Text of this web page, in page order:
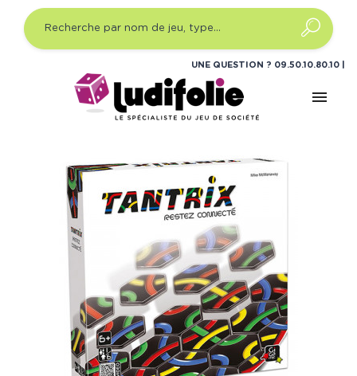
UNE QUESTION ? 09.50.10.80.10
menu
Jeux de société Casse-têtes